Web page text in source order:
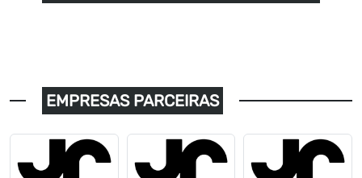
EMPRESAS PARCEIRAS